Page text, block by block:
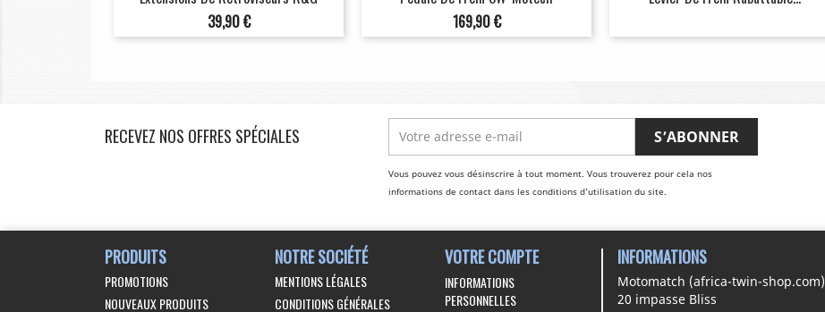
Prix
39,90 €
Prix
169,90 €
RECEVEZ NOS OFFRES SPÉCIALES
Vous pouvez vous désinscrire à tout moment. Vous trouverez pour cela nos
informations de contact dans les conditions d'utilisation du site.
PRODUITS
PROMOTIONS
NOUVEAUX PRODUITS
NOTRE SOCIÉTÉ
MENTIONS LÉGALES
CONDITIONS GÉNÉRALES
VOTRE COMPTE
INFORMATIONS
PERSONNELLES
INFORMATIONS
Motomatch (africa-twin-shop.com)
20 impasse Bliss